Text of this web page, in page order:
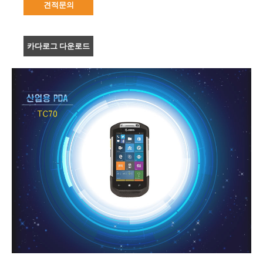
견적문의
카다로그 다운로드